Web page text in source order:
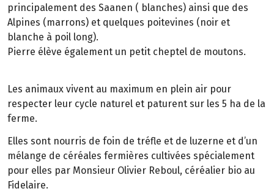
principalement des Saanen ( blanches) ainsi que des
Alpines (marrons) et quelques poitevines (noir et
blanche à poil long).
Pierre élève également un petit cheptel de moutons.
Les animaux vivent au maximum en plein air pour
respecter leur cycle naturel et paturent sur les 5 ha de la
ferme.
Elles sont nourris de foin de tréfle et de luzerne et d’un
mélange de céréales fermières cultivées spécialement
pour elles par Monsieur Olivier Reboul, céréalier bio au
Fidelaire.